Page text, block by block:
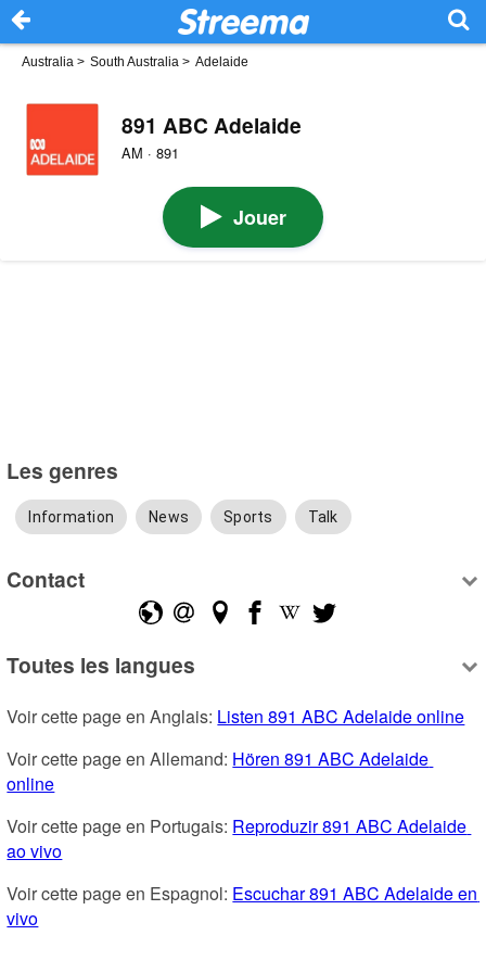
Australia > South Australia > Adelaide
891 ABC Adelaide
AM · 891
Jouer
Les genres
Information News Sports Talk
Contact
Toutes les langues
Voir cette page en Anglais: Listen 891 ABC Adelaide online
Voir cette page en Allemand: Hören 891 ABC Adelaide
online
Voir cette page en Portugais: Reproduzir 891 ABC Adelaide
ao vivo
Voir cette page en Espagnol: Escuchar 891 ABC Adelaide en
vivo